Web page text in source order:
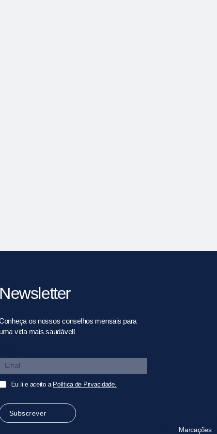
Marcações
Newsletter
os nossos conselhos mensais para
uma vida mais saudável!
Eu li e aceito a Política de Privacidade.
Subscrever